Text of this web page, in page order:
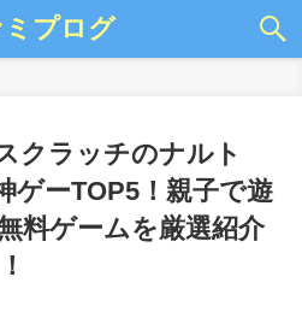
ミプログ
クラッチのナルト
ゲーTOP5！親子で遊
料ゲームを厳選紹介